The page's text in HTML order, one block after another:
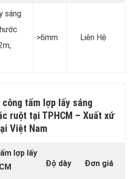
sáng
>6mm Liên Hệ
tấm lợp lấy sáng
ruột tại TPHCM – Xuất xứ
Việt Nam
lợp lấy
Độ dày Đơn giá